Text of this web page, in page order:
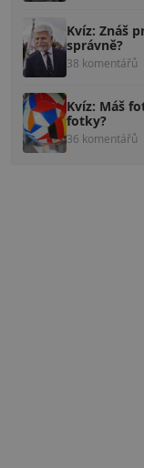
Kvíz: Znáš
správně?
38 komentářů
Kvíz: Máš
fotky?
36 komentářů